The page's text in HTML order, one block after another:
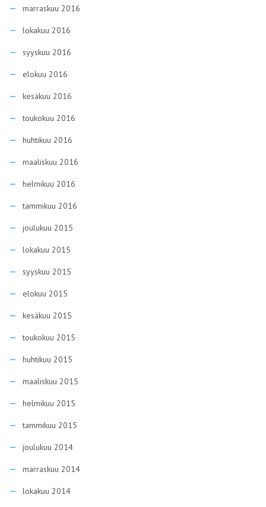
marraskuu 2016
lokakuu 2016
syyskuu 2016
elokuu 2016
kesäkuu 2016
toukokuu 2016
huhtikuu 2016
maaliskuu 2016
helmikuu 2016
tammikuu 2016
joulukuu 2015
lokakuu 2015
syyskuu 2015
elokuu 2015
kesäkuu 2015
toukokuu 2015
huhtikuu 2015
maaliskuu 2015
helmikuu 2015
tammikuu 2015
joulukuu 2014
marraskuu 2014
lokakuu 2014